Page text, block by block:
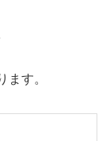
ます。